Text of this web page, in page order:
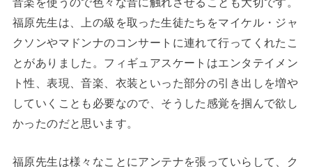
福原先生は、上の級を取った生徒たちをマイケル・ジャ
クソンやマドンナのコンサートに連れて行ってくれたこ
とがありました。フィギュアスケートはエンタテイメン
ト性、表現、音楽、衣装といった部分の引き出しを増や
していくことも必要なので、そうした感覚を掴んで欲し
かったのだと思います。
福原先生は様々なことにアンテナを張っていらして、ク